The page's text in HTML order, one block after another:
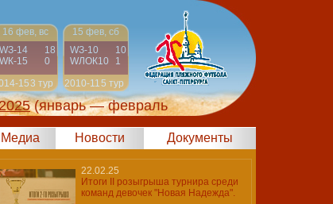
16 фев, вс
WЗ-14
18
WК-15
0
153 тур
15 фев, сб
WЗ-10
10
WЛОК10
1
2010-115 тур
(январь — февраль
Медиа Новости Документы
22.02.25
Итоги II розыгрыша турнира среди
команд девочек "Новая Надежда".